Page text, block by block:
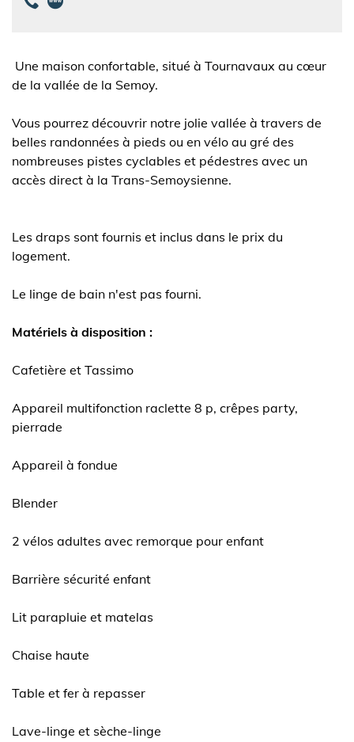
Une maison confortable, situé à Tournavaux au cœur
de la vallée de la Semoy.
Vous pourrez découvrir notre jolie vallée à travers de
belles randonnées à pieds ou en vélo au gré des
nombreuses pistes cyclables et pédestres avec un
accès direct à la Trans-Semoysienne.
Les draps sont fournis et inclus dans le prix du
logement.
Le linge de bain n'est pas fourni.
Matériels à disposition :
Cafetière et Tassimo
Appareil multifonction raclette 8 p, crêpes party,
pierrade
Appareil à fondue
Blender
2 vélos adultes avec remorque pour enfant
Barrière sécurité enfant
Lit parapluie et matelas
Chaise haute
Table et fer à repasser
Lave-linge et sèche-linge